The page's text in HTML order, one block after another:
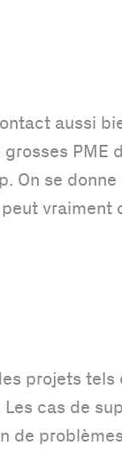
aussi
PME
On se
vraiment
projets
Les cas de
de